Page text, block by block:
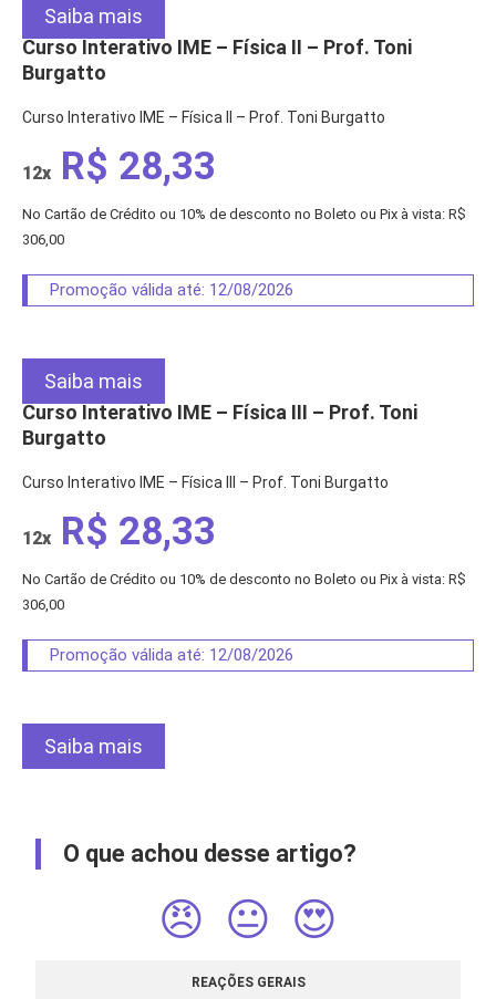
Saiba mais
Curso Interativo IME – Física II – Prof. Toni
Burgatto
Curso Interativo IME – Física II – Prof. Toni Burgatto
12x R$ 28,33
No Cartão de Crédito ou 10% de desconto no Boleto ou Pix à vista: R$
306,00
Promoção válida até: 12/08/2026
Saiba mais
Curso Interativo IME – Física III – Prof. Toni
Burgatto
Curso Interativo IME – Física III – Prof. Toni Burgatto
12x R$ 28,33
No Cartão de Crédito ou 10% de desconto no Boleto ou Pix à vista: R$
306,00
Promoção válida até: 12/08/2026
Saiba mais
O que achou desse artigo?
😠 😐 😍
REAÇÕES GERAIS